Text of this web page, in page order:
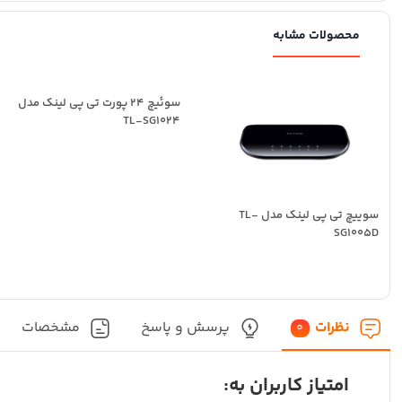
محصولات مشابه
سوییچ تی پی لینک مدل TL-
SG1005D
سوئیچ 24 پورت تی پی لینک مدل
TL-SG1024
نظرات 0 پرسش و پاسخ مشخصات
امتیاز کاربران به: